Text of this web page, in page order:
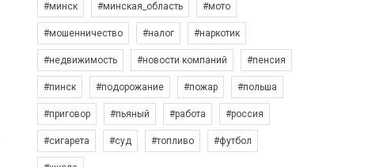
#минск #минская_область #мото
#мошенничество #налог #наркотик
#недвижимость #новости компаний #пенсия
#пинск #подорожание #пожар #польша
#приговор #пьяный #работа #россия
#сигарета #суд #топливо #футбол